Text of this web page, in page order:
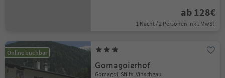
ab 128€
1 Nacht / 2 Personen Inkl. MwSt.
Online buchbar
Gomagoierhof
Gomagoi, Stilfs, Vinschgau